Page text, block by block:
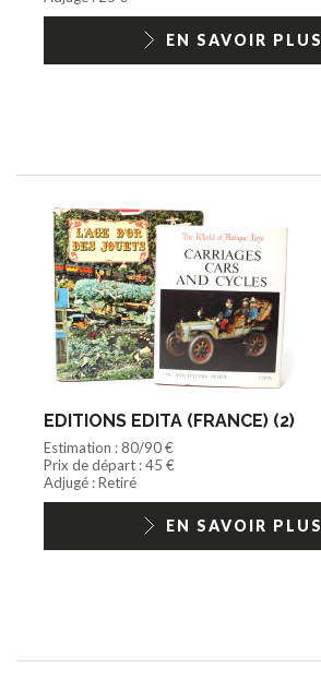
EN SAVOIR PLUS
EDITIONS EDITA (FRANCE) (2)
Estimation : 80/90 €
Prix de départ : 45 €
Adjugé : Retiré
EN SAVOIR PLUS